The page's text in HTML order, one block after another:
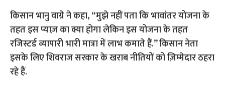
किसान भानु वाग्रे ने कहा, “मुझे नहीं पता कि भावांतर योजना के
तहत इस प्याज़ का क्या होगा लेकिन इस योजना के तहत
रजिस्टर्ड व्यापारी भारी मात्रा में लाभ कमाते हैं.” किसान नेता
इसके लिए शिवराज सरकार के खराब नीतियों को ज़िम्मेदार ठहरा
रहे हैं.